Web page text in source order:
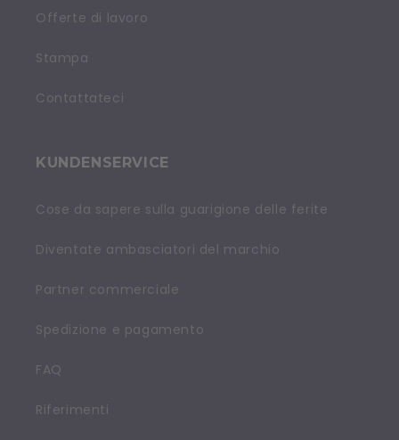
Offerte di lavoro
Stampa
Contattateci
KUNDENSERVICE
Cose da sapere sulla guarigione delle ferite
Diventate ambasciatori del marchio
Partner commerciale
Spedizione e pagamento
FAQ
Riferimenti